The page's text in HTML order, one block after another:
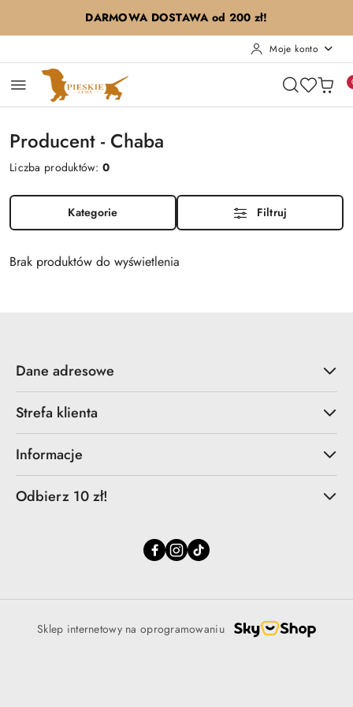
Przejdź do treści głównej
Przejdź do wyszukiwarki
Przejdź do moje konto
Przejdź do menu głównego
Przejdź do stopkiDARMOWA DOSTAWA od 200 zł!
Moje konto
Producent - Chaba
Liczba produktów:0
Kategorie Filtruj
Brak produktów do wyświetlenia
Dane adresowe
Strefa klienta
Informacje
Odbierz 10 zł!
Sklep internetowy na oprogramowaniu